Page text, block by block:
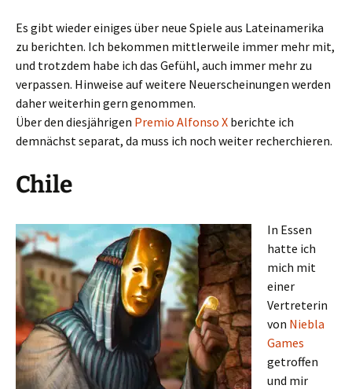
Es gibt wieder einiges über neue Spiele aus Lateinamerika
zu berichten. Ich bekommen mittlerweile immer mehr mit,
und trotzdem habe ich das Gefühl, auch immer mehr zu
verpassen. Hinweise auf weitere Neuerscheinungen werden
daher weiterhin gern genommen.
Über den diesjährigen Premio Alfonso X berichte ich
demnächst separat, da muss ich noch weiter recherchieren.
Chile
In Essen
hatte ich
mich mit
einer
Vertreterin
von Niebla
Games
getroffen
und mir